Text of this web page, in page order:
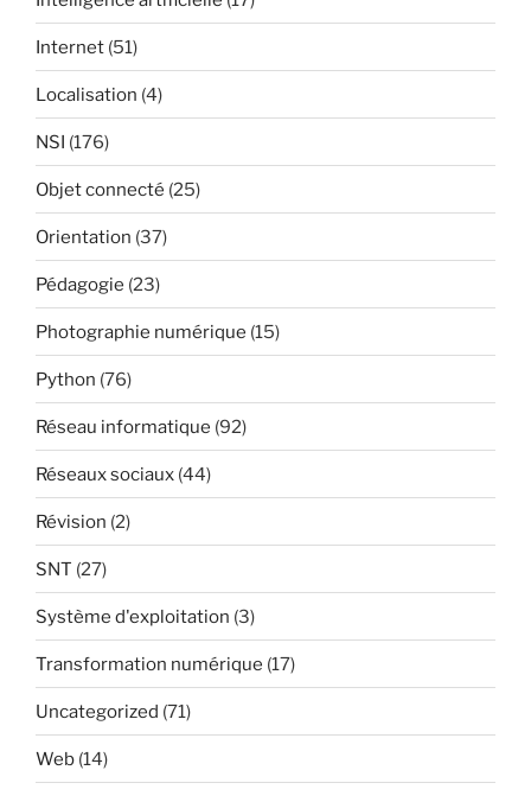
Internet (51)
Localisation (4)
NSI (176)
Objet connecté (25)
Orientation (37)
Pédagogie (23)
Photographie numérique (15)
Python (76)
Réseau informatique (92)
Réseaux sociaux (44)
Révision (2)
SNT (27)
Système d'exploitation (3)
Transformation numérique (17)
Uncategorized (71)
Web (14)